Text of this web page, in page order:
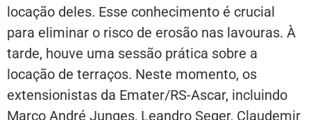
locação deles. Esse conhecimento é crucial
para eliminar o risco de erosão nas lavouras. À
tarde, houve uma sessão prática sobre a
locação de terraços. Neste momento, os
extensionistas da Emater/RS-Ascar, incluindo
Marco André Junges, Leandro Seger, Claudemir